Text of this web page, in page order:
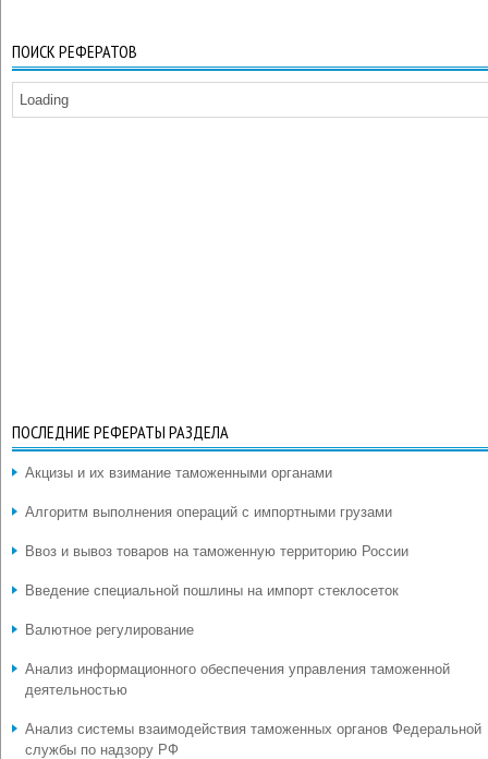
ПОИСК РЕФЕРАТОВ
Loading
ПОСЛЕДНИЕ РЕФЕРАТЫ РАЗДЕЛА
Акцизы и их взимание таможенными органами
Алгоритм выполнения операций с импортными грузами
Ввоз и вывоз товаров на таможенную территорию России
Введение специальной пошлины на импорт стеклосеток
Валютное регулирование
Анализ информационного обеспечения управления таможенной
деятельностью
Анализ системы взаимодействия таможенных органов Федеральной
службы по надзору РФ